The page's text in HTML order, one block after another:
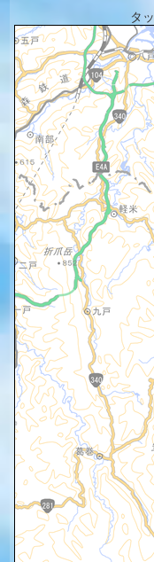
タ